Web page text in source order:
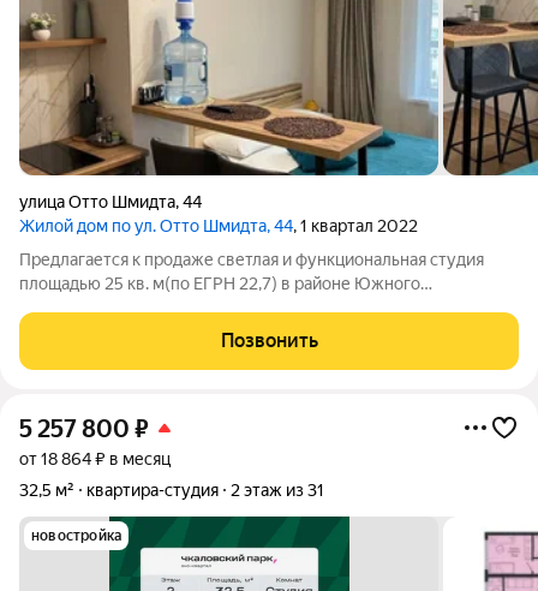
улица Отто Шмидта,44
Жилой дом по ул. Отто Шмидта, 44, 1 квартал 2022
Предлагается к продаже светлая и функциональная студия
площадью 25 кв. м(по ЕГРН 22,7) в районе Южного
мебелью, полностью готова к проживанию. Планировка:
удобная, пространство зонировано.
Позвонить
5 257 800 ₽
от 18 864 ₽ в месяц
32,5 м²
квартира-студия 2 этаж из 31
новостройка